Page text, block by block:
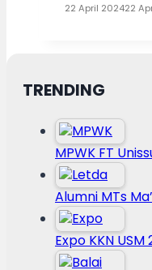
22 April 202422
TRENDING
MPWK FT
Alumni MTs
Expo KKN